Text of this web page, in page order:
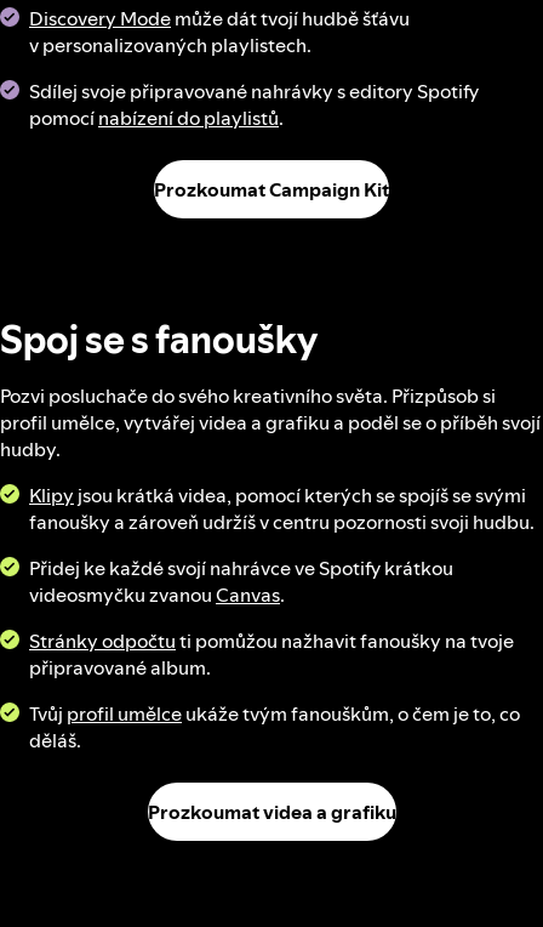
Discovery Modemůže dát tvojí hudbě šťávu
v personalizovaných playlistech.
Sdílej svoje připravované nahrávky s editory Spotify
pomocínabízení do playlistů.
Prozkoumat Campaign Kit
Spoj se s fanoušky
Pozvi posluchače do svého kreativního světa. Přizpůsob si
profil umělce, vytvářej videa a grafiku a poděl se o příběh svojí
hudby.
Klipy jsou krátká videa, pomocí kterých se spojíš se svými
fanoušky a zároveň udržíš v centru pozornosti svoji hudbu.
Přidej ke každé svojí nahrávce ve Spotify krátkou
videosmyčku zvanouCanvas.
Stránky odpočtuti pomůžou nažhavit fanoušky na tvoje
připravované album.
Tvůj profil umělceukáže tvým fanouškům, o čem je to, co
děláš.
Prozkoumat videa a grafiku